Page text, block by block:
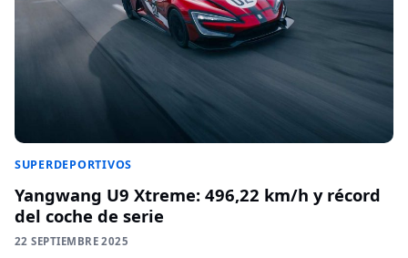
SUPERDEPORTIVOS
Yangwang U9 Xtreme: 496,22 km/h y récord
del coche de serie
22 SEPTIEMBRE 2025